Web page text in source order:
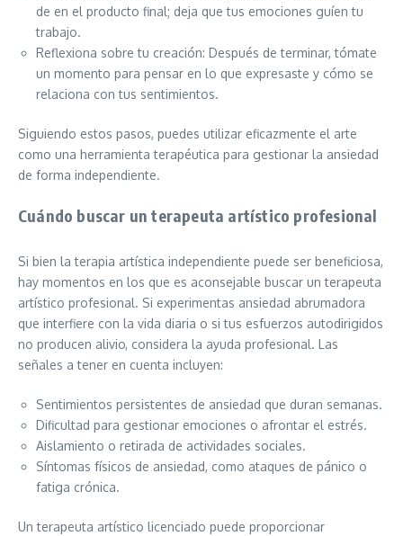
de en el producto final; deja que tus emociones guíen tu
trabajo.
Reflexiona sobre tu creación: Después de terminar, tómate
un momento para pensar en lo que expresaste y cómo se
relaciona con tus sentimientos.
Siguiendo estos pasos, puedes utilizar eficazmente el arte
como una herramienta terapéutica para gestionar la ansiedad
de forma independiente.
Cuándo buscar un terapeuta artístico profesional
Si bien la terapia artística independiente puede ser beneficiosa,
hay momentos en los que es aconsejable buscar un terapeuta
artístico profesional. Si experimentas ansiedad abrumadora
que interfiere con la vida diaria o si tus esfuerzos autodirigidos
no producen alivio, considera la ayuda profesional. Las
señales a tener en cuenta incluyen:
Sentimientos persistentes de ansiedad que duran semanas.
Dificultad para gestionar emociones o afrontar el estrés.
Aislamiento o retirada de actividades sociales.
Síntomas físicos de ansiedad, como ataques de pánico o
fatiga crónica.
Un terapeuta artístico licenciado puede proporcionar